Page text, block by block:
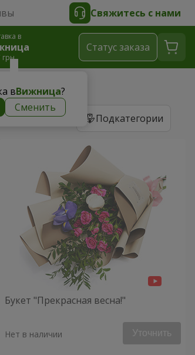
Свяжитесь с нами
в
грн
вВижница?
Сменить
Cтатус заказа
Подкатегории
Букет "Прекрасная весна!"
Нет в наличии Уточнить